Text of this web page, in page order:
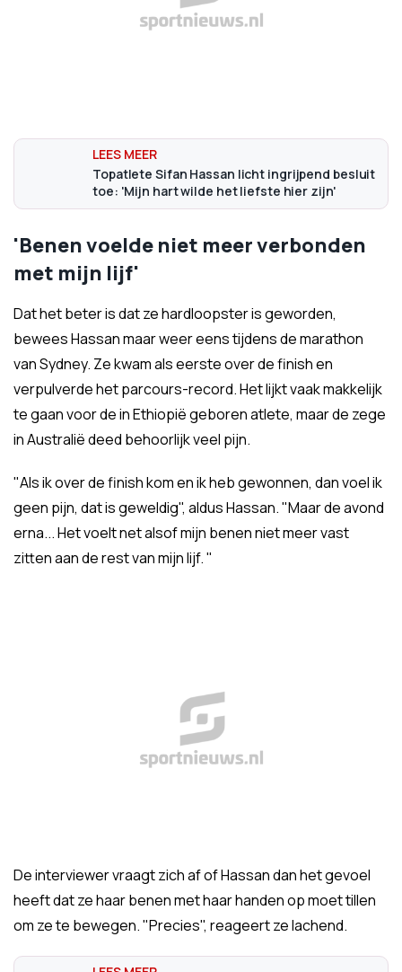
Topatlete Sifan Hassan licht ingrijpend besluit
toe: 'Mijn hart wilde het liefste hier zijn'
'Benen voelde niet meer verbonden
met mijn lijf'
Dat het beter is dat ze hardloopster is geworden,
bewees Hassan maar weer eens tijdens de marathon
van Sydney. Ze kwam als eerste over de finish en
verpulverde het parcours-record. Het lijkt vaak makkelijk
te gaan voor de in Ethiopië geboren atlete, maar de zege
in Australië deed behoorlijk veel pijn.
"Als ik over de finish kom en ik heb gewonnen, dan voel ik
geen pijn, dat is geweldig", aldus Hassan. "Maar de avond
erna... Het voelt net alsof mijn benen niet meer vast
zitten aan de rest van mijn lijf. "
De interviewer vraagt zich af of Hassan dan het gevoel
heeft dat ze haar benen met haar handen op moet tillen
om ze te bewegen. "Precies", reageert ze lachend.